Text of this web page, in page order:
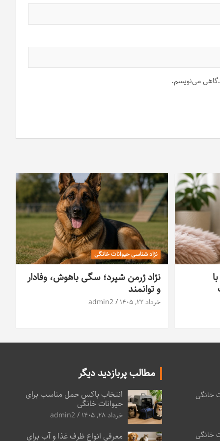
می‌نویسم.
نژاد شناسی حیوانات خانگی
نژاد ژرمن شپرد؛ سگی باهوش، وفادار
و توانمند
خرداد ۲۲, ۱۴۰۵ admin2
خانگی
خانگی
مطالب پربازدید دیگر
انتخاب باکس حمل مناسب برای
حیوانات خانگی
خرداد ۲۸, ۱۴۰۵ admin2
معرفی انواع ظرف غذا و آب برای